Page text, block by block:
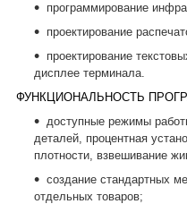
программирование
проектирование
проектирование
дисплее терминала.
ФУНКЦИОНАЛЬНОСТЬ
доступные режимы
деталей, процентная
плотности, взвешивание
создание стандартных
отдельных товаров;